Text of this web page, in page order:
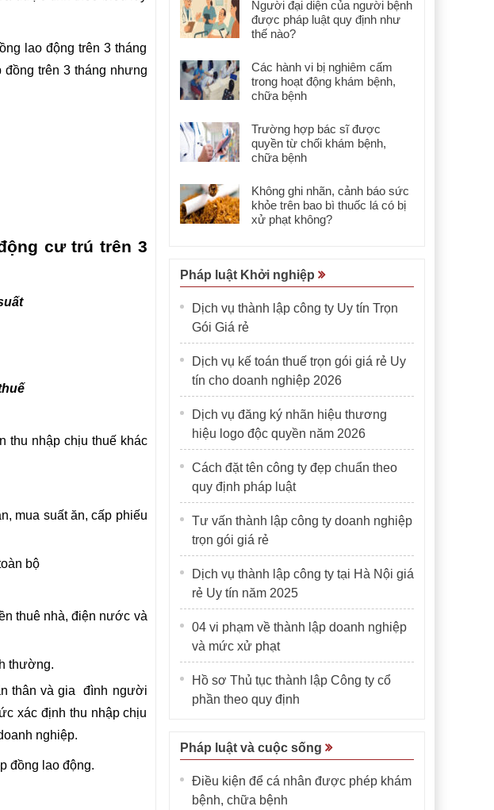
lao động trên 3 tháng
trên 3 tháng nhưng
cư trú trên 3
thu nhập chịu thuế khác
mua suất ăn, cấp phiếu
bộ
thuê nhà, điện nước và
thường.
thân và gia đình người
xác định thu nhập chịu
nghiệp.
đồng lao động.
Người đại diện của người bệnh
được pháp luật quy định như
thế nào?
Các hành vi bị nghiêm cấm
trong hoạt động khám bệnh,
chữa bệnh
Trường hợp bác sĩ được
quyền từ chối khám bệnh,
chữa bệnh
Không ghi nhãn, cảnh báo sức
khỏe trên bao bì thuốc lá có bị
xử phạt không?
Pháp luật Khởi nghiệp
Dịch vụ thành lập công ty Uy tín Trọn
Gói Giá rẻ
Dịch vụ kế toán thuế trọn gói giá rẻ Uy
tín cho doanh nghiệp 2026
Dịch vụ đăng ký nhãn hiệu thương
hiệu logo độc quyền năm 2026
Cách đặt tên công ty đẹp chuẩn theo
quy định pháp luật
Tư vấn thành lập công ty doanh nghiệp
trọn gói giá rẻ
Dịch vụ thành lập công ty tại Hà Nội giá
rẻ Uy tín năm 2025
04 vi phạm về thành lập doanh nghiệp
và mức xử phạt
Hồ sơ Thủ tục thành lập Công ty cổ
phần theo quy định
Pháp luật và cuộc sống
Điều kiện để cá nhân được phép khám
bệnh, chữa bệnh